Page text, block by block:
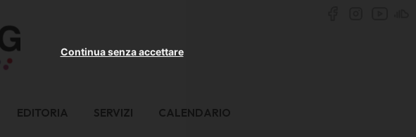
Continua senza accettare
EDITORIA SERVIZI CALENDARIO